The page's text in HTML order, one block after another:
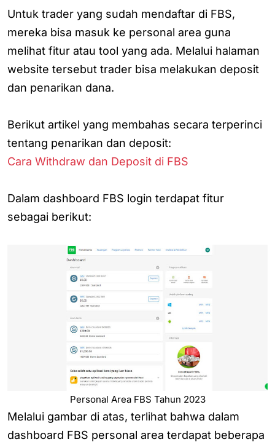
Untuk trader yang sudah mendaftar di FBS,
mereka bisa masuk ke personal area guna
melihat fitur atau tool yang ada. Melalui halaman
website tersebut trader bisa melakukan deposit
dan penarikan dana.
Berikut artikel yang membahas secara terperinci
tentang penarikan dan deposit:
Cara Withdraw dan Deposit di FBS
Dalam dashboard FBS login terdapat fitur
sebagai berikut:
Personal Area FBS Tahun 2023
Melalui gambar di atas, terlihat bahwa dalam
dashboard FBS personal area terdapat beberapa